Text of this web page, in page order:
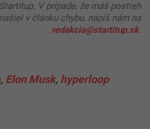
V prípade, že máš postreh
v článku chybu, napíš nám na
redakcia@startitup.sk.
, Elon Musk, hyperloop